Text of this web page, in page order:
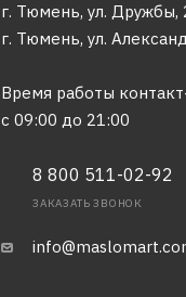
г. Тюмень, ул. Дружбы,
г. Тюмень, ул.
Время работы
с 09:00 до 21:00
8 800 511-02-92
ЗАКАЗАТЬ ЗВОНОК